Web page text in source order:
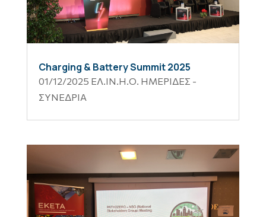
Charging & Battery Summit 2025
01/12/2025 ΕΛ.ΙΝ.Η.Ο. ΗΜΕΡΙΔΕΣ -
ΣΥΝΕΔΡΙΑ